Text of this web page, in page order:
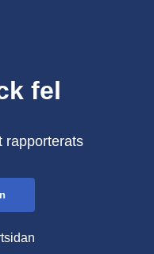
fel
rapporterats